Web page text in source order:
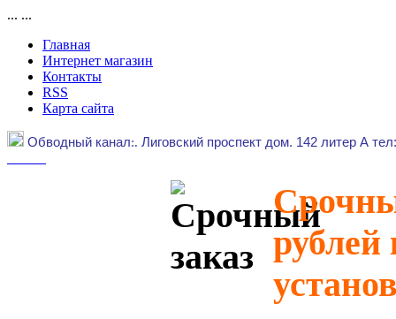
... ...
Главная
Интернет магазин
Контакты
RSS
Карта сайта
Обводный канал:. Лиговский проспект дом. 142 литер А
рублей